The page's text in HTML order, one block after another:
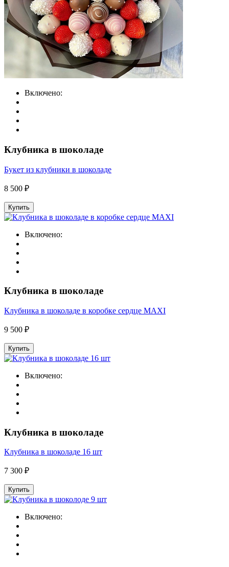
Включено:
Клубника в шоколаде
Букет из клубники в шоколаде
8 500 ₽
Купить
Включено:
Клубника в шоколаде
Клубника в шоколаде в коробке сердце MAXI
9 500 ₽
Купить
Включено:
Клубника в шоколаде
Клубника в шоколаде 16 шт
7 300 ₽
Купить
Включено: